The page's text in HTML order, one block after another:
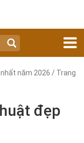
năm 2026 / Trang
đẹp